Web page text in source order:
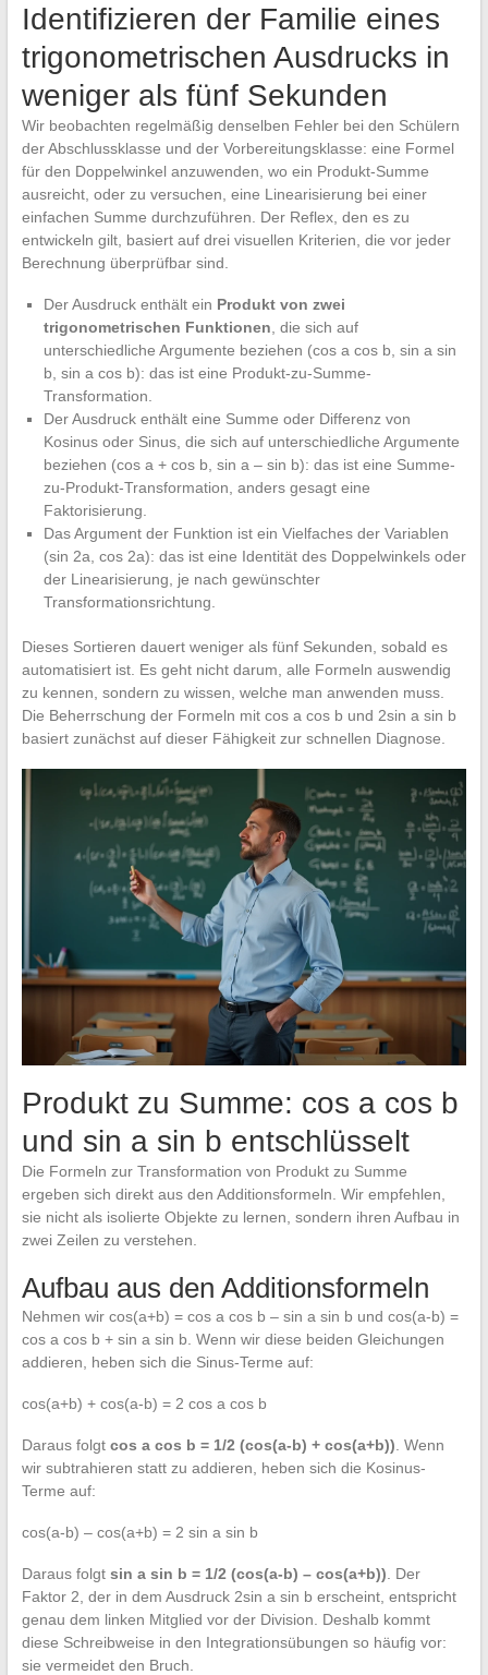
Identifizieren der Familie eines
trigonometrischen Ausdrucks in
weniger als fünf Sekunden
Wir beobachten regelmäßig denselben Fehler bei den Schülern
der Abschlussklasse und der Vorbereitungsklasse: eine Formel
für den Doppelwinkel anzuwenden, wo ein Produkt-Summe
ausreicht, oder zu versuchen, eine Linearisierung bei einer
einfachen Summe durchzuführen. Der Reflex, den es zu
entwickeln gilt, basiert auf drei visuellen Kriterien, die vor jeder
Berechnung überprüfbar sind.
Der Ausdruck enthält ein Produkt von zwei
trigonometrischen Funktionen , die sich auf
unterschiedliche Argumente beziehen (cos a cos b, sin a sin
b, sin a cos b): das ist eine Produkt-zu-Summe-
Transformation.
Der Ausdruck enthält eine Summe oder Differenz von
Kosinus oder Sinus, die sich auf unterschiedliche Argumente
beziehen (cos a + cos b, sin a – sin b): das ist eine Summe-
zu-Produkt-Transformation, anders gesagt eine
Faktorisierung.
Das Argument der Funktion ist ein Vielfaches der Variablen
(sin 2a, cos 2a): das ist eine Identität des Doppelwinkels oder
der Linearisierung, je nach gewünschter
Transformationsrichtung.
Dieses Sortieren dauert weniger als fünf Sekunden, sobald es
automatisiert ist. Es geht nicht darum, alle Formeln auswendig
zu kennen, sondern zu wissen, welche man anwenden muss.
Die Beherrschung der Formeln mit cos a cos b und 2sin a sin b
basiert zunächst auf dieser Fähigkeit zur schnellen Diagnose.
Produkt zu Summe: cos a cos b
und sin a sin b entschlüsselt
Die Formeln zur Transformation von Produkt zu Summe
ergeben sich direkt aus den Additionsformeln. Wir empfehlen,
sie nicht als isolierte Objekte zu lernen, sondern ihren Aufbau in
zwei Zeilen zu verstehen.
Aufbau aus den Additionsformeln
Nehmen wir cos(a+b) = cos a cos b – sin a sin b und cos(a-b) =
cos a cos b + sin a sin b. Wenn wir diese beiden Gleichungen
addieren, heben sich die Sinus-Terme auf:
cos(a+b) + cos(a-b) = 2 cos a cos b
Daraus folgt cos a cos b = 1/2 (cos(a-b) + cos(a+b)) . Wenn
wir subtrahieren statt zu addieren, heben sich die Kosinus-
Terme auf:
cos(a-b) – cos(a+b) = 2 sin a sin b
Daraus folgt sin a sin b = 1/2 (cos(a-b) – cos(a+b)) . Der
Faktor 2, der in dem Ausdruck 2sin a sin b erscheint, entspricht
genau dem linken Mitglied vor der Division. Deshalb kommt
diese Schreibweise in den Integrationsübungen so häufig vor:
sie vermeidet den Bruch.